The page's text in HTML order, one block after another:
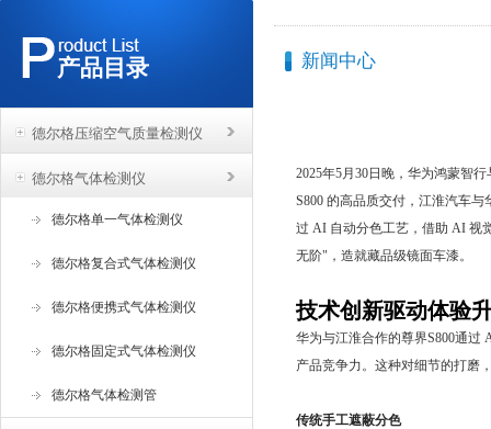
产品目录
德尔格压缩空气质量检测仪
德尔格气体检测仪
德尔格单一气体检测仪
德尔格复合式气体检测仪
德尔格便携式气体检测仪
德尔格固定式气体检测仪
德尔格气体检测管
新闻中心
2025年5月30日晚，华为鸿蒙智
S800 的高品质交付，江淮汽车
过 AI 自动分色工艺，借助 AI 视
无阶"，造就藏品级镜面车漆。
技术创新驱动体验
华为与江淮合作的尊界S800通过
产品竞争力。这种对细节的打磨
传统手工遮蔽分色